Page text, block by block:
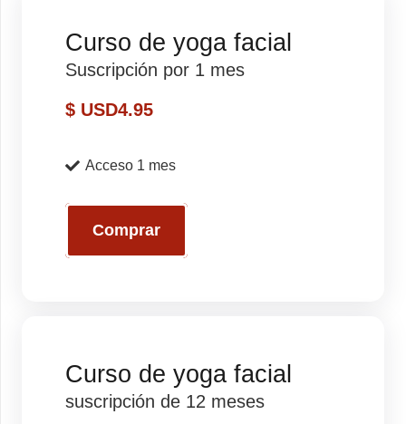
Curso de yoga facial
Suscripción por 1 mes
$ USD4.95
Acceso 1 mes
Comprar
Curso de yoga facial
suscripción de 12 meses